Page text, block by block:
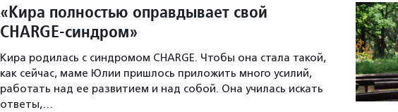
«Кира полностью оправдывает свой
CHARGE-синдром»
Кира родилась с синдромом CHARGE. Чтобы она стала такой,
как сейчас, маме Юлии пришлось приложить много усилий,
работать над ее развитием и над собой. Она училась искать
ответы,…